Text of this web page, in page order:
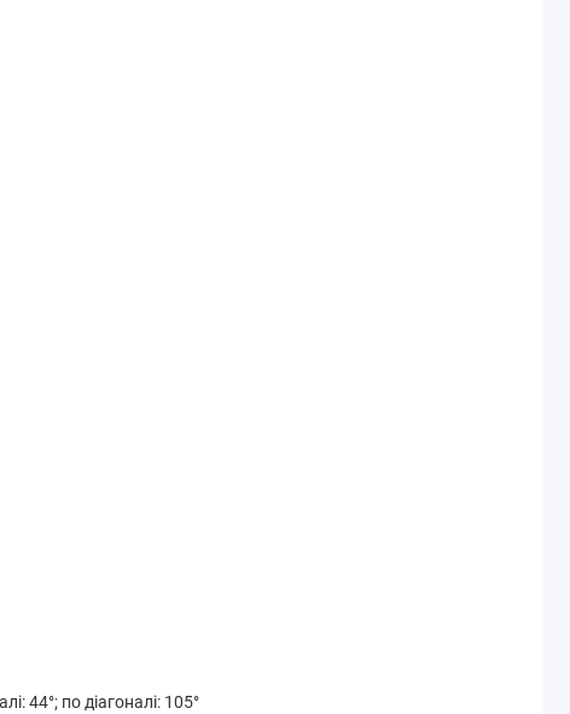
44°; по діагоналі: 105°